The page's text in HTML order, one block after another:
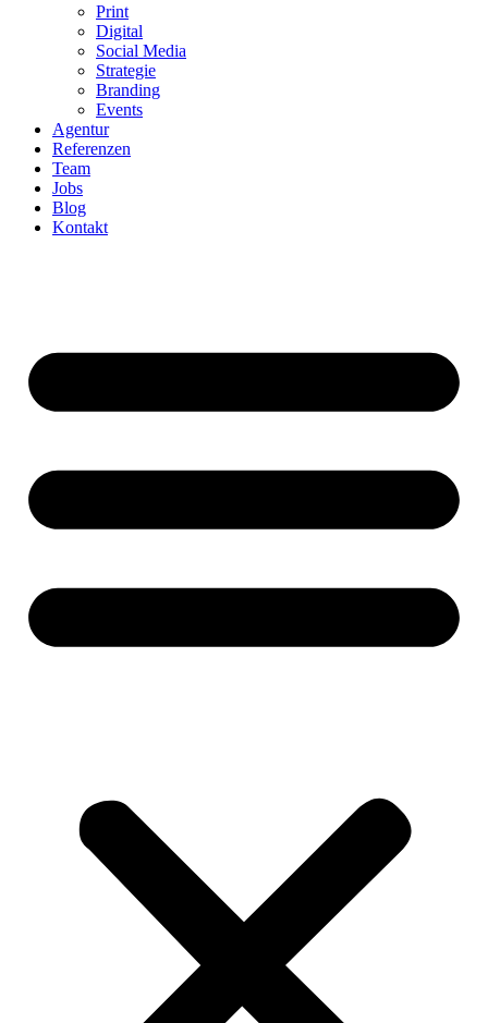
Print
Digital
Social Media
Strategie
Branding
Events
Agentur
Referenzen
Team
Jobs
Blog
Kontakt